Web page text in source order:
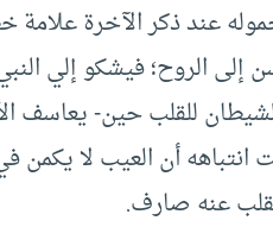
عند ذكر الآخرة
الروح؛ فيشكو إلي
للقلب حين- يعاسف
انتباهه أن العيب لا
عنه صارف.